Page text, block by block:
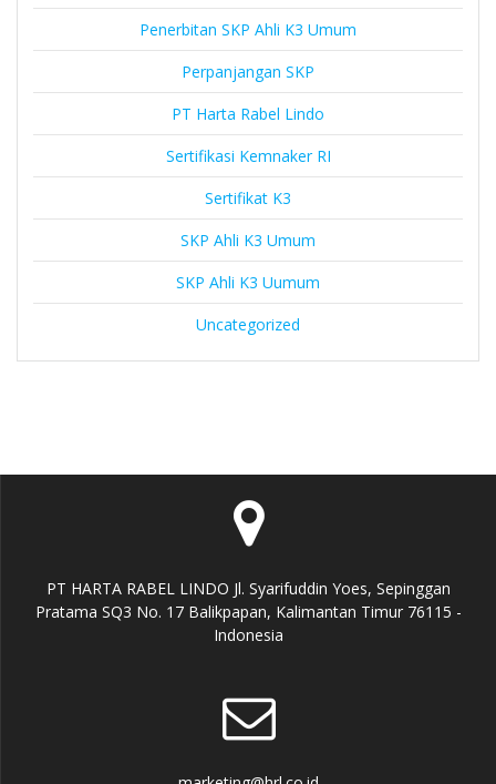
Penerbitan SKP Ahli K3 Umum
Perpanjangan SKP
PT Harta Rabel Lindo
Sertifikasi Kemnaker RI
Sertifikat K3
SKP Ahli K3 Umum
SKP Ahli K3 Uumum
Uncategorized
PT HARTA RABEL LINDO Jl. Syarifuddin Yoes, Sepinggan
Pratama SQ3 No. 17 Balikpapan, Kalimantan Timur 76115 -
Indonesia